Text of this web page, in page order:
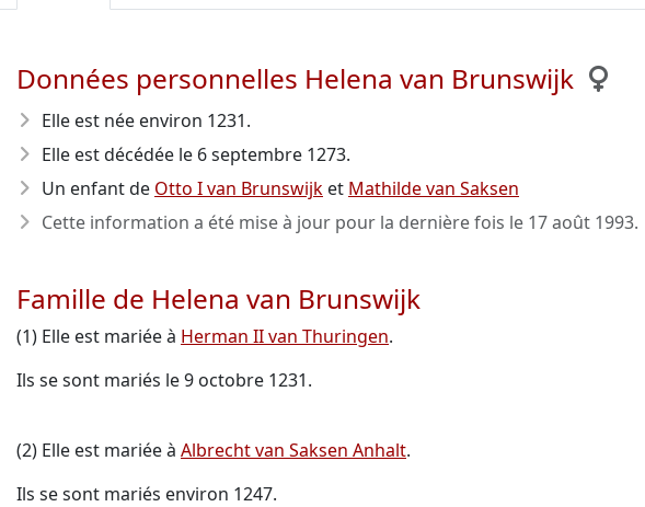
Données personnelles Helena van Brunswijk
Elle est née environ 1231.
Elle est décédée le 6 septembre 1273.
Un enfant de Otto I van Brunswijk et Mathilde van Saksen
Cette information a été mise à jour pour la dernière fois le 17 août 1993.
Famille de Helena van Brunswijk
(1) Elle est mariée à Herman II van Thuringen.
Ils se sont mariés le 9 octobre 1231.
(2) Elle est mariée à Albrecht van Saksen Anhalt.
Ils se sont mariés environ 1247.